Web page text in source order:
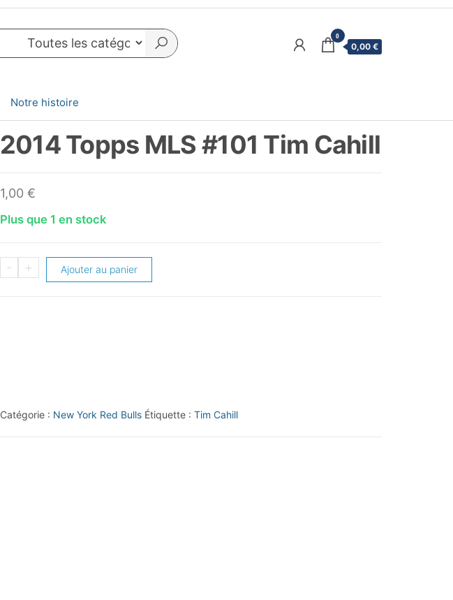
0
0,00 €
Notre histoire
2014 Topps MLS #101 Tim Cahill
1,00 €
Plus que 1 en stock
-
quantité
+ Ajouter au panier
Catégorie : New York Red Bulls Étiquette : Tim Cahill